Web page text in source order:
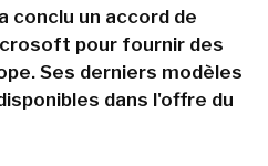
conclu un accord de
pour fournir des
Ses derniers modèles
dans l'offre du